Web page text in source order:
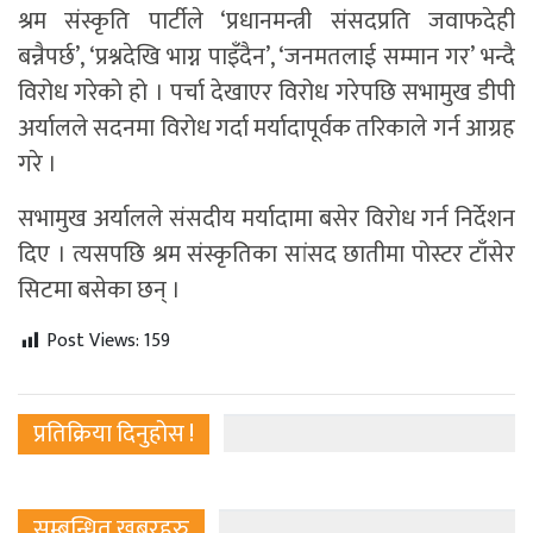
श्रम संस्कृति पार्टीले ‘प्रधानमन्त्री संसदप्रति जवाफदेही
बन्नैपर्छ’, ‘प्रश्नदेखि भाग्न पाइँदैन’, ‘जनमतलाई सम्मान गर’ भन्दै
विरोध गरेको हो । पर्चा देखाएर विरोध गरेपछि सभामुख डीपी
अर्यालले सदनमा विरोध गर्दा मर्यादापूर्वक तरिकाले गर्न आग्रह
गरे ।
सभामुख अर्यालले संसदीय मर्यादामा बसेर विरोध गर्न निर्देशन
दिए । त्यसपछि श्रम संस्कृतिका सांसद छातीमा पोस्टर टाँसेर
सिटमा बसेका छन् ।
Post Views:159
प्रतिक्रिया दिनुहोस !